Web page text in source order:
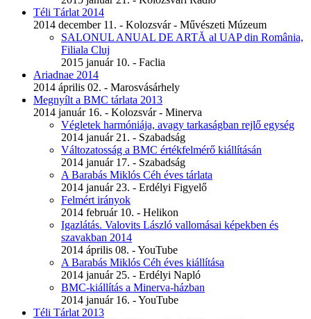
Téli Tárlat 2014
2014 december 11. - Kolozsvár - Művészeti Múzeum
SALONUL ANUAL DE ARTĂ al UAP din România,
Filiala Cluj
2015 január 10. - Faclia
Ariadnae 2014
2014 április 02. - Marosvásárhely
Megnyílt a BMC tárlata 2013
2014 január 16. - Kolozsvár - Minerva
Végletek harmóniája, avagy tarkaságban rejlő egység
2014 január 21. - Szabadság
Változatosság a BMC értékfelmérő kiállításán
2014 január 17. - Szabadság
A Barabás Miklós Céh éves tárlata
2014 január 23. - Erdélyi Figyelő
Felmért irányok
2014 február 10. - Helikon
Igazlátás. Valovits László vallomásai képekben és
szavakban 2014
2014 április 08. - YouTube
A Barabás Miklós Céh éves kiállítása
2014 január 25. - Erdélyi Napló
BMC-kiállítás a Minerva-házban
2014 január 16. - YouTube
Téli Tárlat 2013